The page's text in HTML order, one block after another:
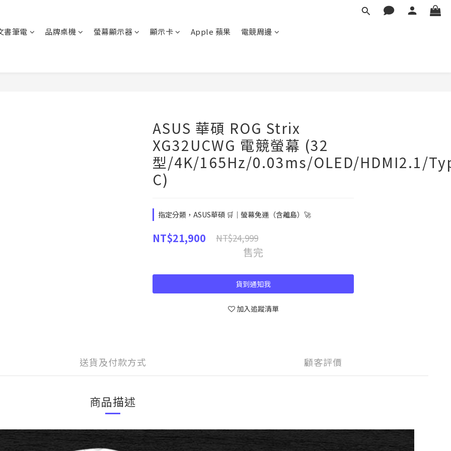
書筆電 品牌桌機 螢幕顯示器 顯示卡 Apple 蘋果 電競周邊
ASUS 華碩 ROG Strix
XG32UCWG 電競螢幕 (32
型/4K/165Hz/0.03ms/OLED/HDMI2.1/
C)
指定分類，ASUS華碩 🛒｜螢幕免運（含離島）🚀
NT$21,900 NT$24,999
售完
貨到通知我
加入追蹤清單
送貨及付款方式 顧客評價
商品描述